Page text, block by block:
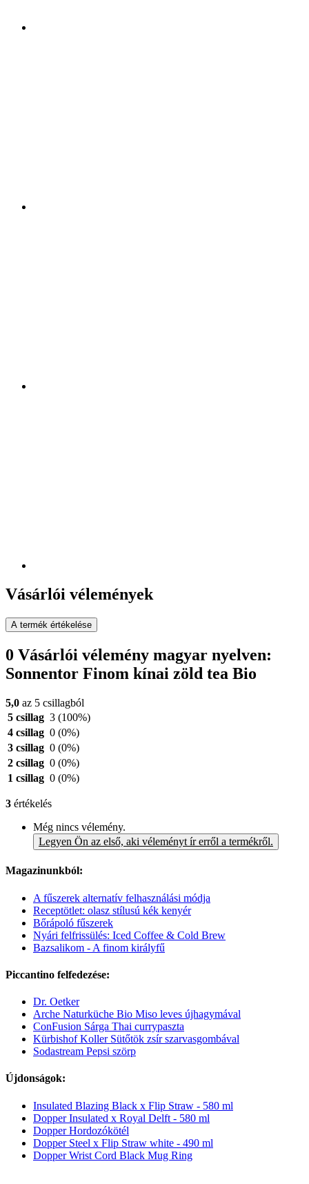
Vásárlói vélemények
A termék értékelése
0 Vásárlói vélemény magyar nyelven:
Sonnentor Finom kínai zöld tea Bio
5,0 az 5 csillagból
5 csillag 3 (100%)
4 csillag 0 (0%)
3 csillag 0 (0%)
2 csillag 0 (0%)
1 csillag 0 (0%)
3 értékelés
Még nincs vélemény.
Legyen Ön az első, aki véleményt ír erről a termékről.
Magazinunkból:
A fűszerek alternatív felhasználási módja
Receptötlet: olasz stílusú kék kenyér
Bőrápoló fűszerek
Nyári felfrissülés: Iced Coffee & Cold Brew
Bazsalikom - A finom királyfű
Piccantino felfedezése:
Dr. Oetker
Arche Naturküche Bio Miso leves újhagymával
ConFusion Sárga Thai currypaszta
Kürbishof Koller Sütőtök zsír szarvasgombával
Sodastream Pepsi szörp
Újdonságok:
Insulated Blazing Black x Flip Straw - 580 ml
Dopper Insulated x Royal Delft - 580 ml
Dopper Hordozókötél
Dopper Steel x Flip Straw white - 490 ml
Dopper Wrist Cord Black Mug Ring